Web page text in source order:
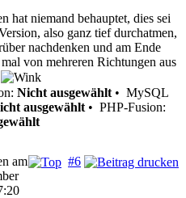
hat niemand behauptet, dies sei
also ganz tief durchatmen,
nachdenken und am Ende
von mehreren Richtungen aus
Nicht ausgewählt • MySQL
ausgewählt • PHP-Fusion:
#6
am